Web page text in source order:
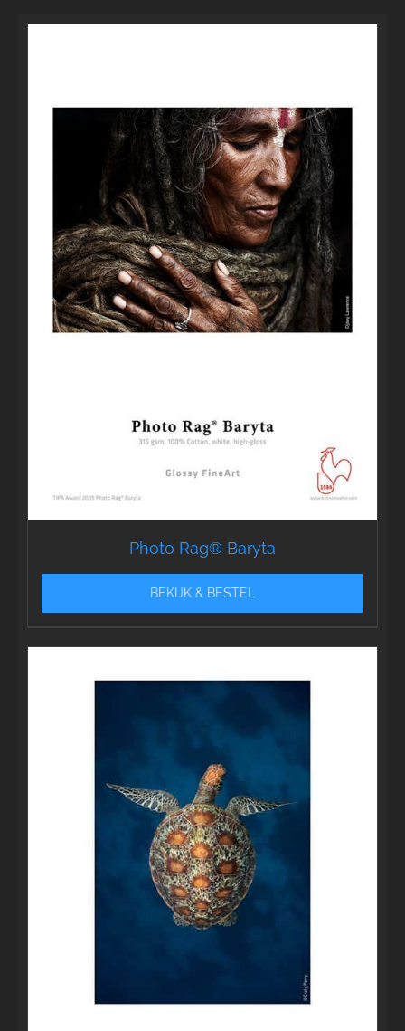
Photo Rag® Baryta
BEKIJK & BESTEL